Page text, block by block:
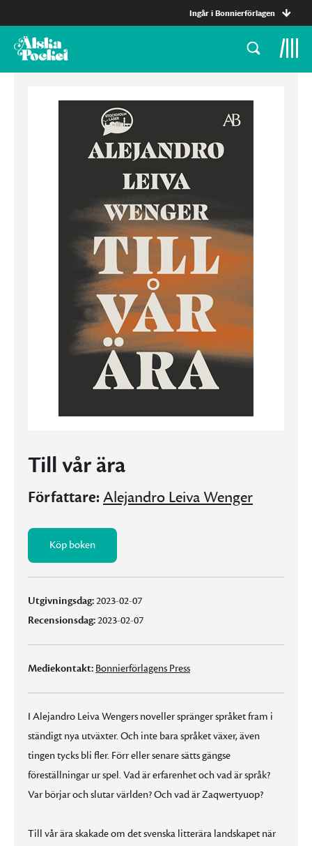
Ingår i Bonnierförlagen
Till vår ära
Författare:Alejandro Leiva Wenger
Köp boken
Utgivningsdag:2023-02-07
Recensionsdag:2023-02-07
Mediekontakt: Bonnierförlagens Press
I Alejandro Leiva Wengers noveller spränger språket fram i
ständigt nya utväxter. Och inte bara språket växer, även
tingen tycks bli fler. Förr eller senare sätts gängse
föreställningar ur spel. Vad är erfarenhet och vad är språk?
Var börjar och slutar världen? Och vad är Zaqwertyuop?
Till vår ära skakade om det svenska litterära landskapet när